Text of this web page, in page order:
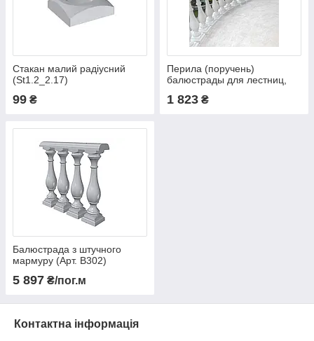
Стакан малий радіусний
(St1.2_2.17)
99 ₴
Перила (поручень)
балюстрады для лестниц,
1 823 ₴
Балюстрада з штучного
мармуру (Арт. B302)
5 897 ₴/пог.м
Контактна інформація